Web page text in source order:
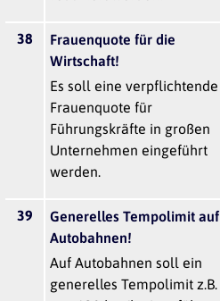
38
Frauenquote für die
Wirtschaft!
Es soll eine verpflichtende
Frauenquote für
Führungskräfte in großen
Unternehmen eingeführt
werden.
39
Generelles Tempolimit auf
Autobahnen!
Auf Autobahnen soll ein
generelles Tempolimit z.B.